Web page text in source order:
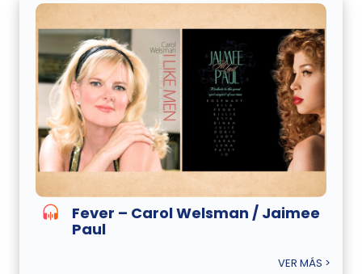
Fever – Carol Welsman / Jaimee
Paul
VER MÁS >